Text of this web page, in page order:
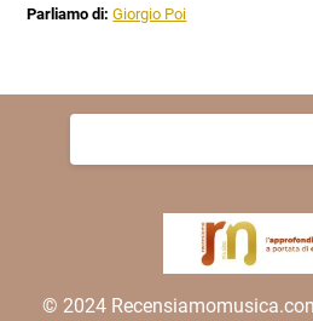
Parliamo di:Giorgio Poi
Ricerca
© 2024